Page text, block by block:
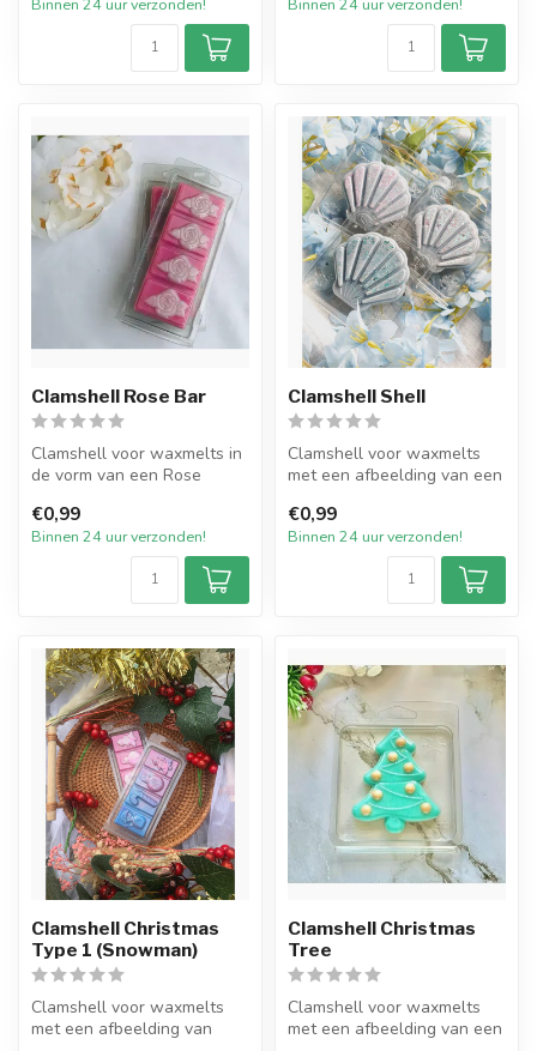
Binnen 24 uur verzonden! Binnen 24 uur verzonden!
Clamshell Rose Bar
Clamshell voor waxmelts in
de vorm van een Rose
plastic v...
€0,99
Binnen 24 uur verzonden!
Clamshell Shell
Clamshell voor waxmelts
met een afbeelding van een
v...
€0,99
Binnen 24 uur verzonden!
Clamshell Christmas
Type 1 (Snowman)
Clamshell voor waxmelts
met een afbeelding van
Clamshell Christmas
Tree
Clamshell voor waxmelts
met een afbeelding van een